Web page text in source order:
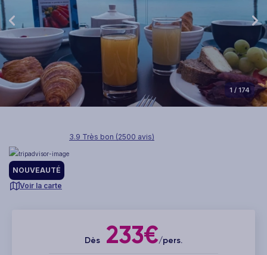
1 / 174
3.9 Très bon (2500 avis)
NOUVEAUTÉ
Voir la carte
Dès 233€/pers.